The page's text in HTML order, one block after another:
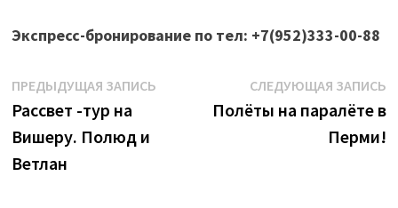
Экспресс-бронирование по тел: +7(952)333-00-88
Навигация
по
записям
ПРЕДЫДУЩАЯ ЗАПИСЬПредыдущая
Рассвет -тур на
Вишеру. Полюд и
Ветлан
СЛЕДУЮЩАЯ ЗАПИСЬ
Полёты на паралёте в
Перми!